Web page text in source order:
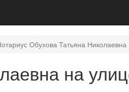
Обухова Татьяна Николаевна
на